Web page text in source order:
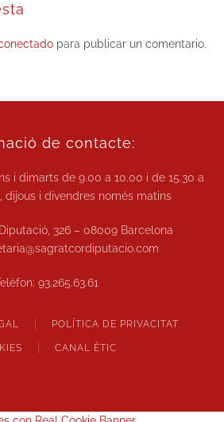
para publicar un comentario.
de contacte:
i dimarts de9.00 a 10.00 i de 15.30 a
dijous i divendres només matins
326 – 08009 Barcelona
93.265.63.61
POLÍTICA DE PRIVACITAT
CANAL ÈTIC